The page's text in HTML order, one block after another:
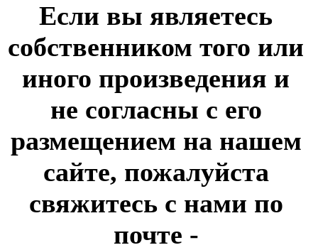
Если вы являетесь
собственником того или
иного произведения и
не согласны с его
размещением на нашем
сайте, пожалуйста
свяжитесь с нами по
почте -